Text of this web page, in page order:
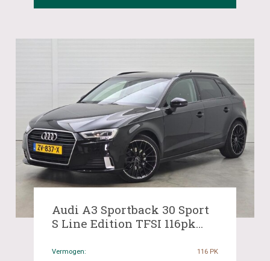
Audi A3 Sportback 30 Sport
S Line Edition TFSI 116pk
X
Vermogen: 116 PK